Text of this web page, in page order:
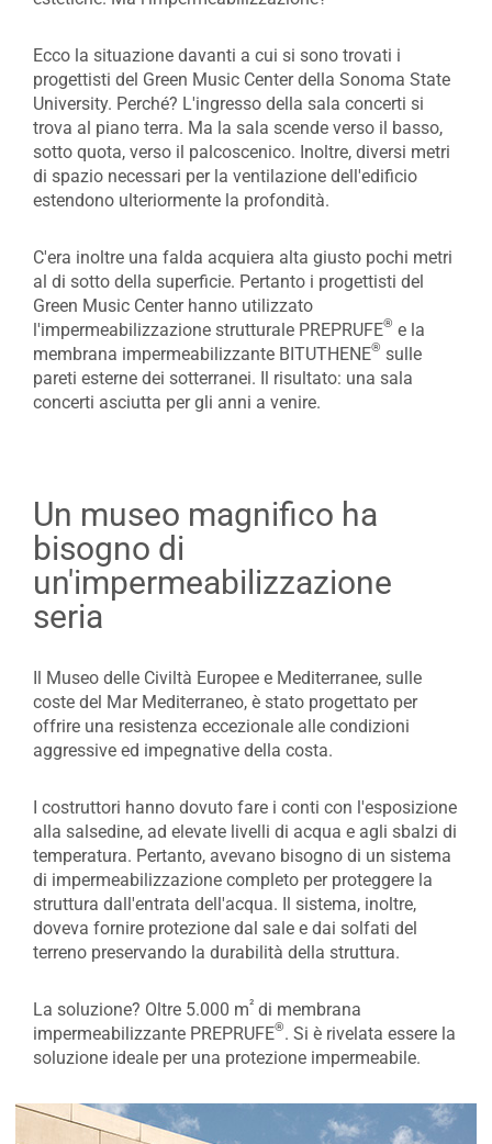
Ecco la situazione davanti a cui si sono trovati i
progettisti del Green Music Center della Sonoma State
University. Perché? L'ingresso della sala concerti si
trova al piano terra. Ma la sala scende verso il basso,
sotto quota, verso il palcoscenico. Inoltre, diversi metri
di spazio necessari per la ventilazione dell'edificio
estendono ulteriormente la profondità.
C'era inoltre una falda acquiera alta giusto pochi metri
al di sotto della superficie. Pertanto i progettisti del
Green Music Center hanno utilizzato
l'impermeabilizzazione strutturale PREPRUFE® e la
membrana impermeabilizzante BITUTHENE® sulle
pareti esterne dei sotterranei. Il risultato: una sala
concerti asciutta per gli anni a venire.
Un museo magnifico ha
bisogno di
un'impermeabilizzazione
seria
Il Museo delle Civiltà Europee e Mediterranee, sulle
coste del Mar Mediterraneo, è stato progettato per
offrire una resistenza eccezionale alle condizioni
aggressive ed impegnative della costa.
I costruttori hanno dovuto fare i conti con l'esposizione
alla salsedine, ad elevate livelli di acqua e agli sbalzi di
temperatura. Pertanto, avevano bisogno di un sistema
di impermeabilizzazione completo per proteggere la
struttura dall'entrata dell'acqua. Il sistema, inoltre,
doveva fornire protezione dal sale e dai solfati del
terreno preservando la durabilità della struttura.
La soluzione? Oltre 5.000 m² di membrana
impermeabilizzante PREPRUFE®. Si è rivelata essere la
soluzione ideale per una protezione impermeabile.